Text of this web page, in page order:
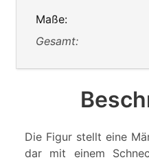
Maße:
Gesamt:
Die Figur stellt eine
dar mit einem